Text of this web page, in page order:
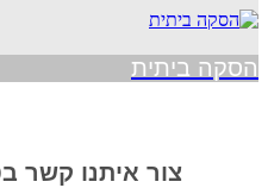
הסקה ביתית
צור איתנו קשר